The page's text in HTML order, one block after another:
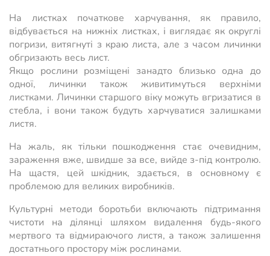
На листках початкове харчування, як правило,
відбувається на нижніх листках, і виглядає як округлі
погризи, витягнуті з краю листа, але з часом личинки
обгризають весь лист.
Якщо рослини розміщені занадто близько одна до
одної, личинки також живитимуться верхніми
листками. Личинки старшого віку можуть вгризатися в
стебла, і вони також будуть харчуватися залишками
листя.
На жаль, як тільки пошкодження стає очевидним,
зараження вже, швидше за все, вийде з-під контролю.
На щастя, цей шкідник, здається, в основному є
проблемою для великих виробників.
Культурні методи боротьби включають підтримання
чистоти на ділянці шляхом видалення будь-якого
мертвого та відмираючого листя, а також залишення
достатнього простору між рослинами.